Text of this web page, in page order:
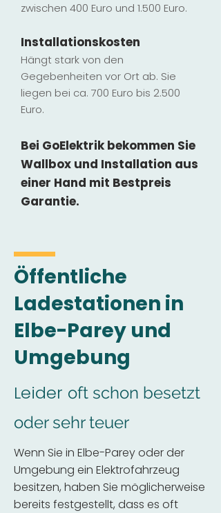
zwischen 400 Euro und 1.500 Euro.
Installationskosten
Hängt stark von den
Gegebenheiten vor Ort ab. Sie
liegen bei ca. 700 Euro bis 2.500
Euro.
Bei GoElektrik bekommen Sie
Wallbox und Installation aus
einer Hand mit Bestpreis
Garantie.
Öffentliche
Ladestationen in
Elbe-Parey und
Umgebung
Leider oft schon besetzt
oder sehr teuer
Wenn Sie in Elbe-Parey oder der
Umgebung ein Elektrofahrzeug
besitzen, haben Sie möglicherweise
bereits festgestellt, dass es oft